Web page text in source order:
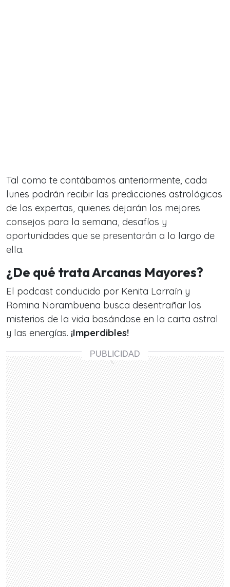
Tal como te contábamos anteriormente, cada
lunes podrán recibir las predicciones astrológicas
de las expertas, quienes dejarán los mejores
consejos para la semana, desafíos y
oportunidades que se presentarán a lo largo de
ella.
¿De qué trata Arcanas Mayores?
El podcast conducido por Kenita Larraín y
Romina Norambuena busca desentrañar los
misterios de la vida basándose en la carta astral
y las energías. ¡Imperdibles!